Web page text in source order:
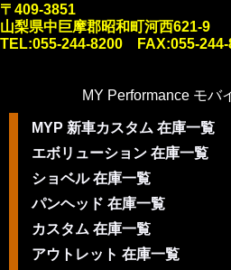
〒409-3851
山梨県中巨摩郡昭和町河西621-9
TEL:055-244-8200 FAX:055-244-
MY Performance モバ
MYP 新車カスタム 在庫一覧
エボリューション 在庫一覧
ショベル 在庫一覧
パンヘッド 在庫一覧
カスタム 在庫一覧
アウトレット 在庫一覧